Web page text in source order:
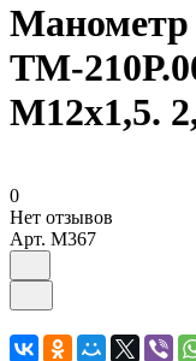
Манометр
ТМ-
М12х1,5.
0
Нет отзывов
Арт. M367